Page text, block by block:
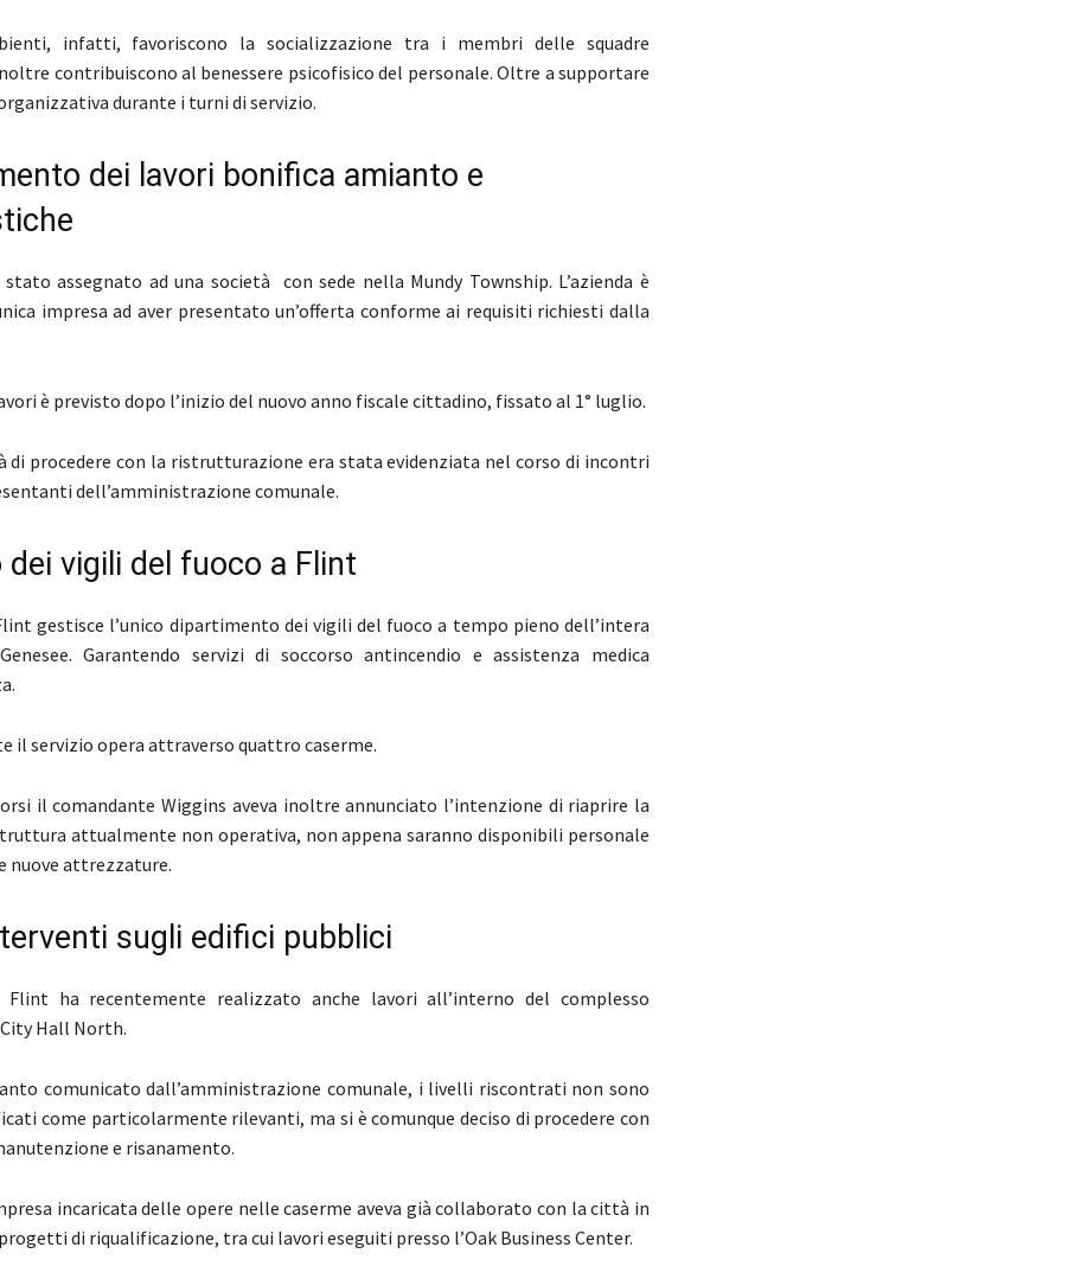
infatti, favoriscono la socializzazione tra i membri delle squadre
contribuiscono al benessere psicofisico del personale. Oltre a supportare
durante i turni di servizio.
dei lavori bonifica amianto e
stato assegnato ad una società con sede nella Mundy Township. L’azienda è
impresa ad aver presentato un’offerta conforme ai requisiti richiesti dalla
è previsto dopo l’inizio del nuovo anno fiscale cittadino, fissato al 1° luglio.
di procedere con la ristrutturazione era stata evidenziata nel corso di incontri
dell’amministrazione comunale.
dei vigili del fuoco a Flint
gestisce l’unico dipartimento dei vigili del fuoco a tempo pieno dell’intera
Garantendo servizi di soccorso antincendio e assistenza medica
il servizio opera attraverso quattro caserme.
il comandante Wiggins aveva inoltre annunciato l’intenzione di riaprire la
attualmente non operativa, non appena saranno disponibili personale
nuove attrezzature.
sugli edifici pubblici
ha recentemente realizzato anche lavori all’interno del complesso
Hall North.
comunicato dall’amministrazione comunale, i livelli riscontrati non sono
come particolarmente rilevanti, ma si è comunque deciso di procedere con
e risanamento.
incaricata delle opere nelle caserme aveva già collaborato con la città in
di riqualificazione, tra cui lavori eseguiti presso l’Oak Business Center.